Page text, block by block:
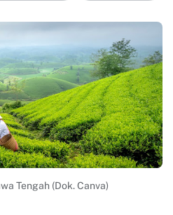
Tengah (Dok. Canva)